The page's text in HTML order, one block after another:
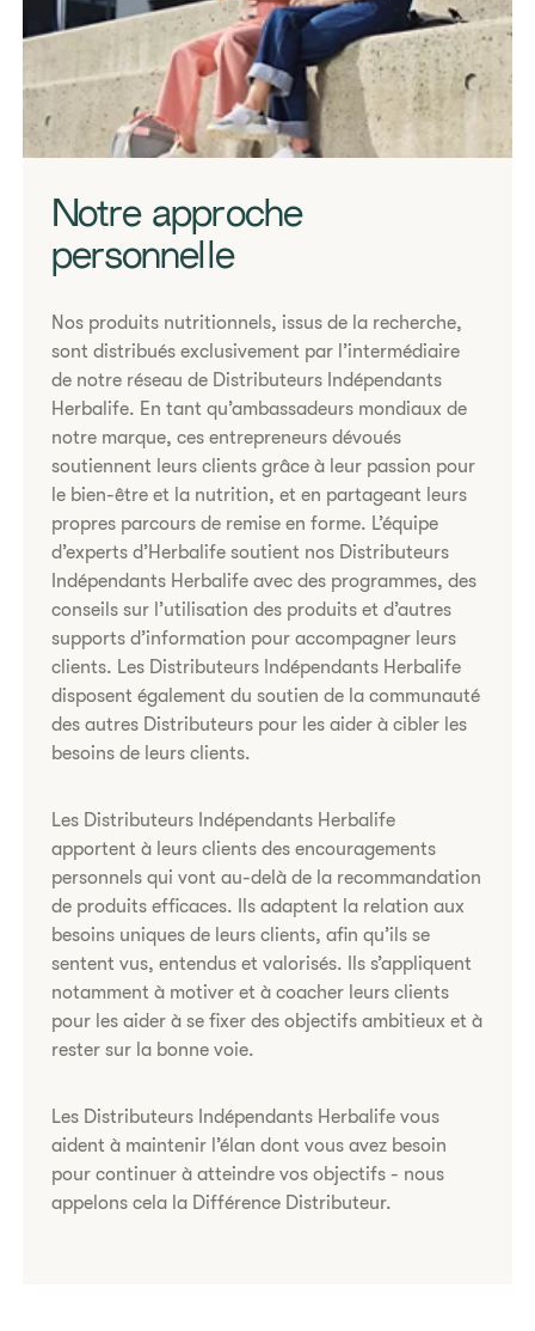
Notre approche
personnelle
Nos produits nutritionnels, issus de la recherche,
sont distribués exclusivement par l’intermédiaire
de notre réseau de Distributeurs Indépendants
Herbalife. En tant qu’ambassadeurs mondiaux de
notre marque, ces entrepreneurs dévoués
soutiennent leurs clients grâce à leur passion pour
le bien-être et la nutrition, et en partageant leurs
propres parcours de remise en forme. L’équipe
d’experts d’Herbalife soutient nos Distributeurs
Indépendants Herbalife avec des programmes, des
conseils sur l’utilisation des produits et d’autres
supports d’information pour accompagner leurs
clients. Les Distributeurs Indépendants Herbalife
disposent également du soutien de la communauté
des autres Distributeurs pour les aider à cibler les
besoins de leurs clients.
Les Distributeurs Indépendants Herbalife
apportent à leurs clients des encouragements
personnels qui vont au-delà de la recommandation
de produits efficaces. Ils adaptent la relation aux
besoins uniques de leurs clients, afin qu’ils se
sentent vus, entendus et valorisés. Ils s’appliquent
notamment à motiver et à coacher leurs clients
pour les aider à se fixer des objectifs ambitieux et à
rester sur la bonne voie.
Les Distributeurs Indépendants Herbalife vous
aident à maintenir l’élan dont vous avez besoin
pour continuer à atteindre vos objectifs - nous
appelons cela la Différence Distributeur.